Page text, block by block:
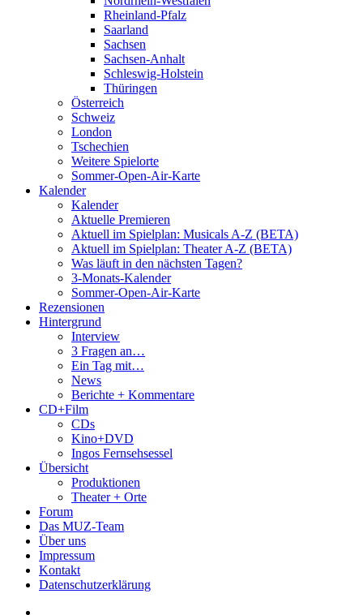
Rheinland-Pfalz
Saarland
Sachsen
Sachsen-Anhalt
Schleswig-Holstein
Thüringen
Österreich
Schweiz
London
Tschechien
Weitere Spielorte
Sommer-Open-Air-Karte
Kalender
Kalender
Aktuelle Premieren
Aktuell im Spielplan: Musicals A-Z (BETA)
Aktuell im Spielplan: Theater A-Z (BETA)
Was läuft in den nächsten Tagen?
3-Monats-Kalender
Sommer-Open-Air-Karte
Rezensionen
Hintergrund
Interview
3 Fragen an…
Ein Tag mit…
News
Berichte + Kommentare
CD+Film
CDs
Kino+DVD
Ingos Fernsehsessel
Übersicht
Produktionen
Theater + Orte
Forum
Das MUZ-Team
Über uns
Impressum
Kontakt
Datenschutzerklärung